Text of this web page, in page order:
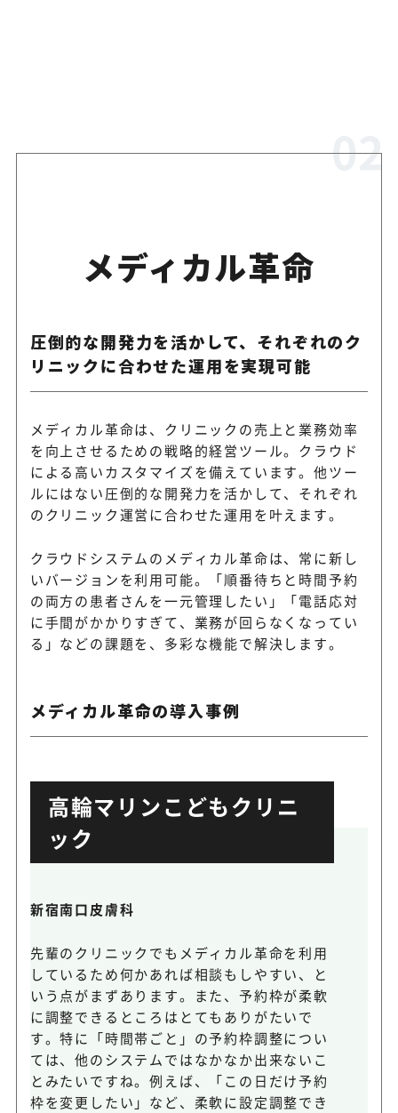
メディカル革命
圧倒的な開発力を活かして、それぞれのク
リニックに合わせた運用を実現可能
メディカル革命は、クリニックの売上と業務効率
を向上させるための戦略的経営ツール。クラウド
による高いカスタマイズを備えています。他ツー
ルにはない圧倒的な開発力を活かして、それぞれ
のクリニック運営に合わせた運用を叶えます。
クラウドシステムのメディカル革命は、常に新し
いバージョンを利用可能。「順番待ちと時間予約
の両方の患者さんを一元管理したい」「電話応対
に手間がかかりすぎて、業務が回らなくなってい
る」などの課題を、多彩な機能で解決します。
メディカル革命の導入事例
高輪マリンこどもクリニ
ック
新宿南口皮膚科
先輩のクリニックでもメディカル革命を利用
しているため何かあれば相談もしやすい、と
いう点がまずあります。また、予約枠が柔軟
に調整できるところはとてもありがたいで
す。特に「時間帯ごと」の予約枠調整につい
ては、他のシステムではなかなか出来ないこ
とみたいですね。例えば、「この日だけ予約
枠を変更したい」など、柔軟に設定調整でき